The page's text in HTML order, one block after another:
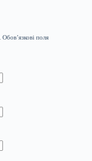
Обов’язкові поля